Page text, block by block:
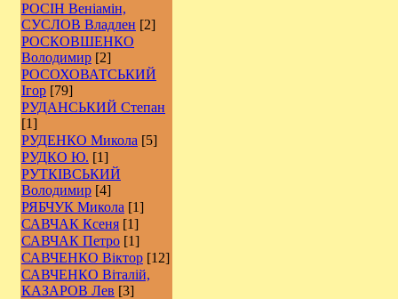
РОСІН Веніамін,
СУСЛОВ Владлен [2]
РОCКОВШЕНКО
Володимир [2]
РОСОХОВАТСЬКИЙ
Ігор [79]
РУДАНСЬКИЙ Степан
[1]
РУДЕНКО Микола [5]
РУДКО Ю. [1]
РУТКІВСЬКИЙ
Володимир [4]
РЯБЧУК Микола [1]
САВЧАК Ксеня [1]
САВЧАК Петро [1]
САВЧЕНКО Віктор [12]
САВЧЕНКО Віталій,
КАЗАРОВ Лев [3]